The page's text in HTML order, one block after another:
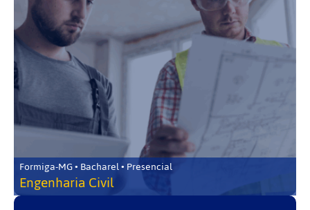
Formiga-MG • Bacharel • Presencial
Engenharia Civil